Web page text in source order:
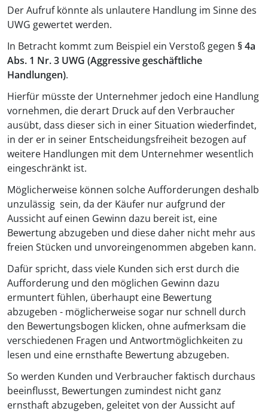
Der Aufruf könnte als unlautere Handlung im Sinne des
UWG gewertet werden.
In Betracht kommt zum Beispiel ein Verstoß gegen § 4a
Abs. 1 Nr. 3 UWG (Aggressive geschäftliche
Handlungen).
Hierfür müsste der Unternehmer jedoch eine Handlung
vornehmen, die derart Druck auf den Verbraucher
ausübt, dass dieser sich in einer Situation wiederfindet,
in der er in seiner Entscheidungsfreiheit bezogen auf
weitere Handlungen mit dem Unternehmer wesentlich
eingeschränkt ist.
Möglicherweise können solche Aufforderungen deshalb
unzulässig sein, da der Käufer nur aufgrund der
Aussicht auf einen Gewinn dazu bereit ist, eine
Bewertung abzugeben und diese daher nicht mehr aus
freien Stücken und unvoreingenommen abgeben kann.
Dafür spricht, dass viele Kunden sich erst durch die
Aufforderung und den möglichen Gewinn dazu
ermuntert fühlen, überhaupt eine Bewertung
abzugeben - möglicherweise sogar nur schnell durch
den Bewertungsbogen klicken, ohne aufmerksam die
verschiedenen Fragen und Antwortmöglichkeiten zu
lesen und eine ernsthafte Bewertung abzugeben.
So werden Kunden und Verbraucher faktisch durchaus
beeinflusst, Bewertungen zumindest nicht ganz
ernsthaft abzugeben, geleitet von der Aussicht auf